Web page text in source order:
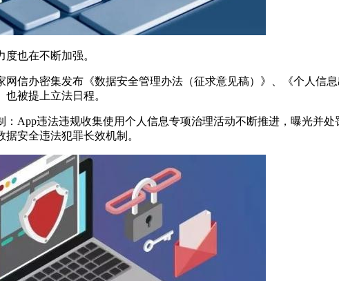
也在不断加强。
网信办密集发布《数据安全管理办法（征求意见稿）》、《个人信
被提上立法日程。
：App违法违规收集使用个人信息专项治理活动不断推进，曝光并
安全违法犯罪长效机制。